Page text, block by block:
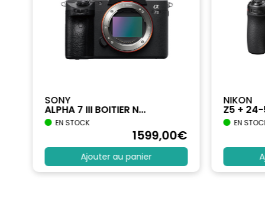
SONY
ALPHA 7 III BOITIER N...
EN STOCK
1599,00€
Ajouter au panier
NIKON
Z5 +
EN